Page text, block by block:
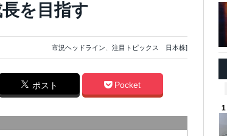
を目指す
市況ヘッドライン 注目トピックス 日本株]
ポスト Pocket